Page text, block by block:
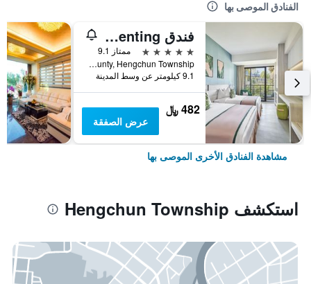
الفنادق الموصى بها
فندق Caesar Park Kenting
5 نجوم
ممتاز 9.1
No. 6 Kenting Road, Hengchun Town, Pingtung County, Hengchun Township, تايوان
9.1 كيلومتر عن وسط المدينة
482 ﷼
عرض الصفقة
مشاهدة الفنادق الأخرى الموصى بها
استكشف Hengchun Township